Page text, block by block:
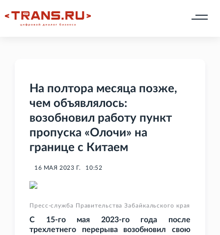
На полтора месяца позже,
чем объявлялось:
возобновил работу пункт
пропуска «Олочи» на
границе с Китаем
16 МАЯ 2023 Г. 10:52
Пресс-служба Правительства Забайкальского края
С 15-го мая 2023-го года после
трехлетнего перерыва возобновил свою